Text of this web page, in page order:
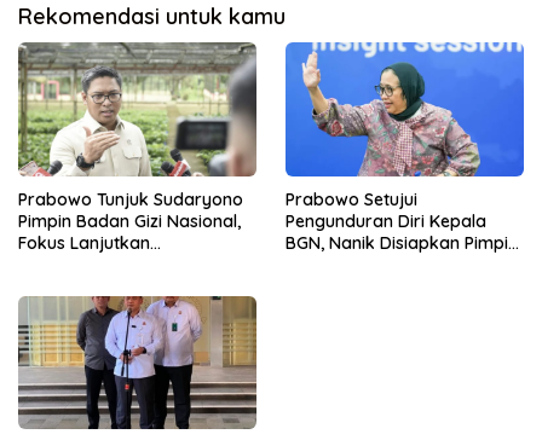
Rekomendasi untuk kamu
Prabowo Tunjuk Sudaryono
Pimpin Badan Gizi Nasional,
Fokus Lanjutkan
Prabowo Setujui
Pengunduran Diri Kepala
BGN, Nanik Disiapkan Pimpin